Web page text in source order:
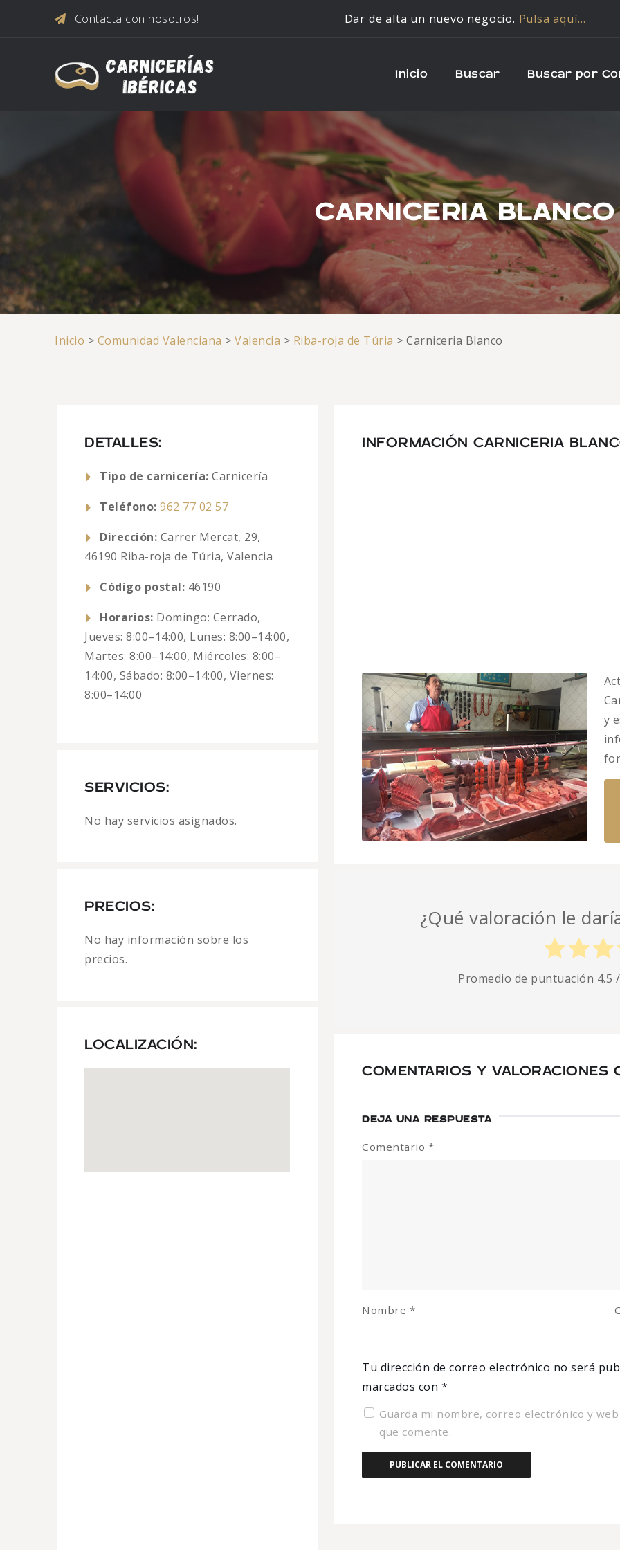
¡Contacta con nosotros! Dar de alta un nuevo negocio. Pulsa aquí…
Inicio Buscar Buscar por
CARNICERIA BLANCO
Inicio > Comunidad Valenciana >Valencia > Riba-roja de Túria >Carniceria Blanco
DETALLES:
Tipo de carnicería: Carnicería
Teléfono: 962 77 02 57
Dirección: Carrer Mercat, 29,
46190 Riba-roja de Túria, Valencia
Código postal: 46190
Horarios: Domingo: Cerrado,
Jueves: 8:00–14:00, Lunes: 8:00–14:00,
Martes: 8:00–14:00, Miércoles: 8:00–
14:00, Sábado: 8:00–14:00, Viernes:
8:00–14:00
SERVICIOS:
No hay servicios asignados.
PRECIOS:
No hay información sobre los
precios.
LOCALIZACIÓN:
INFORMACIÓN CARNICERIA
y
¿Qué valoración le
Promedio de puntuación 4.5
COMENTARIOS Y VALORACIONES
DEJA UNA RESPUESTA
Tu dirección de correo electrónico no será
marcados con *
Comentario *
Nombre *
Guarda mi nombre, correo electrónico y
que comente.